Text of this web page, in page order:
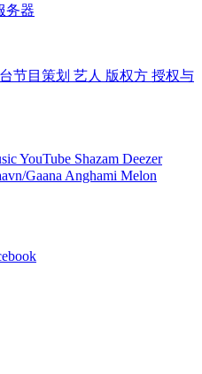
务器
节目策划 艺人 版权方 授权与
YouTube Shazam Deezer
Gaana Anghami Melon